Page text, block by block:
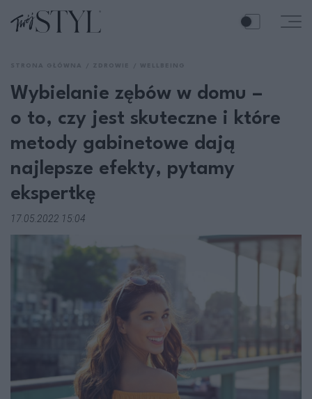
Wybielanie zębów w domu –
o to, czy jest skuteczne i które
metody gabinetowe dają
najlepsze efekty, pytamy
ekspertkę
17.05.2022 15:04